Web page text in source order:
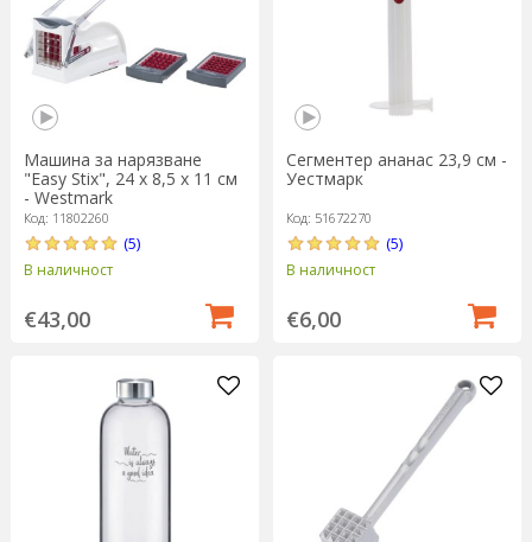
Машина за нарязване
"Easy Stix", 24 x 8,5 x 11 см
- Westmark
Код: 11802260
(5)
В наличност
€43,00
Сегментер ананас 23,9 см -
Уестмарк
Код: 51672270
(5)
В наличност
€6,00